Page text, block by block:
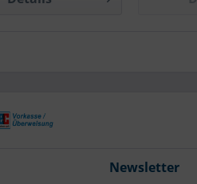
Newsletter